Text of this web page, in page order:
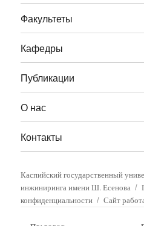
Факультеты
Кафедры
Публикации
О нас
Контакты
Каспийский государственный
инжиниринга имени Ш. Есенова
конфиденциальности
Сайт